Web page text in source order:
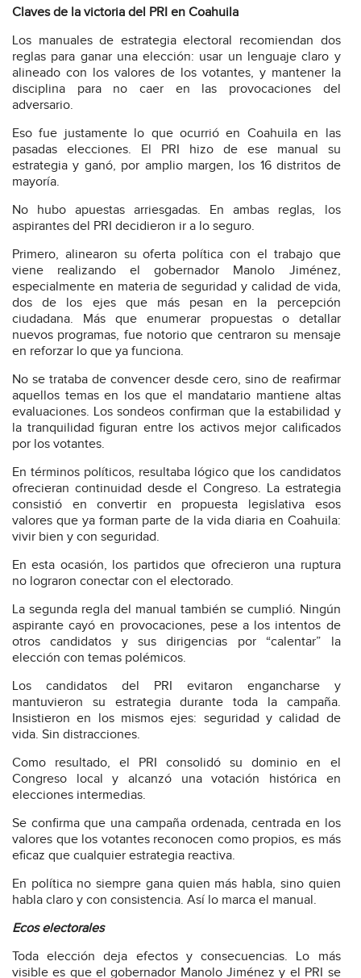
Claves de la victoria del PRI en Coahuila
Los manuales de estrategia electoral recomiendan dos
reglas para ganar una elección: usar un lenguaje claro y
alineado con los valores de los votantes, y mantener la
disciplina para no caer en las provocaciones del
adversario.
Eso fue justamente lo que ocurrió en Coahuila en las
pasadas elecciones. El PRI hizo de ese manual su
estrategia y ganó, por amplio margen, los 16 distritos de
mayoría.
No hubo apuestas arriesgadas. En ambas reglas, los
aspirantes del PRI decidieron ir a lo seguro.
Primero, alinearon su oferta política con el trabajo que
viene realizando el gobernador Manolo Jiménez,
especialmente en materia de seguridad y calidad de vida,
dos de los ejes que más pesan en la percepción
ciudadana. Más que enumerar propuestas o detallar
nuevos programas, fue notorio que centraron su mensaje
en reforzar lo que ya funciona.
No se trataba de convencer desde cero, sino de reafirmar
aquellos temas en los que el mandatario mantiene altas
evaluaciones. Los sondeos confirman que la estabilidad y
la tranquilidad figuran entre los activos mejor calificados
por los votantes.
En términos políticos, resultaba lógico que los candidatos
ofrecieran continuidad desde el Congreso. La estrategia
consistió en convertir en propuesta legislativa esos
valores que ya forman parte de la vida diaria en Coahuila:
vivir bien y con seguridad.
En esta ocasión, los partidos que ofrecieron una ruptura
no lograron conectar con el electorado.
La segunda regla del manual también se cumplió. Ningún
aspirante cayó en provocaciones, pese a los intentos de
otros candidatos y sus dirigencias por “calentar” la
elección con temas polémicos.
Los candidatos del PRI evitaron engancharse y
mantuvieron su estrategia durante toda la campaña.
Insistieron en los mismos ejes: seguridad y calidad de
vida. Sin distracciones.
Como resultado, el PRI consolidó su dominio en el
Congreso local y alcanzó una votación histórica en
elecciones intermedias.
Se confirma que una campaña ordenada, centrada en los
valores que los votantes reconocen como propios, es más
eficaz que cualquier estrategia reactiva.
En política no siempre gana quien más habla, sino quien
habla claro y con consistencia. Así lo marca el manual.
Ecos electorales
Toda elección deja efectos y consecuencias. Lo más
visible es que el gobernador Manolo Jiménez y el PRI se